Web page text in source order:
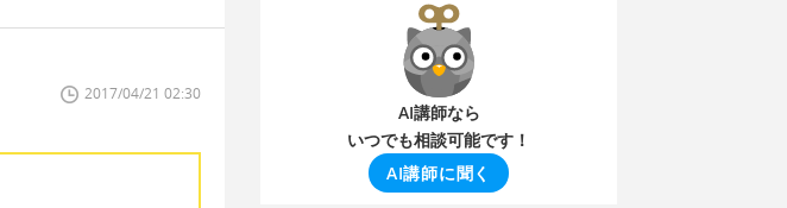
2017/04/21 02:30
AI講師なら
いつでも相談可能です！
AI講師に聞く